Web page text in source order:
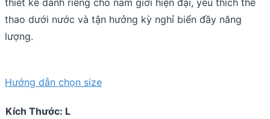
thao dưới nước và tận hưởng kỳ nghỉ biển đầy năng
lượng.
Hướng dẫn chọn size
Kích Thước: L